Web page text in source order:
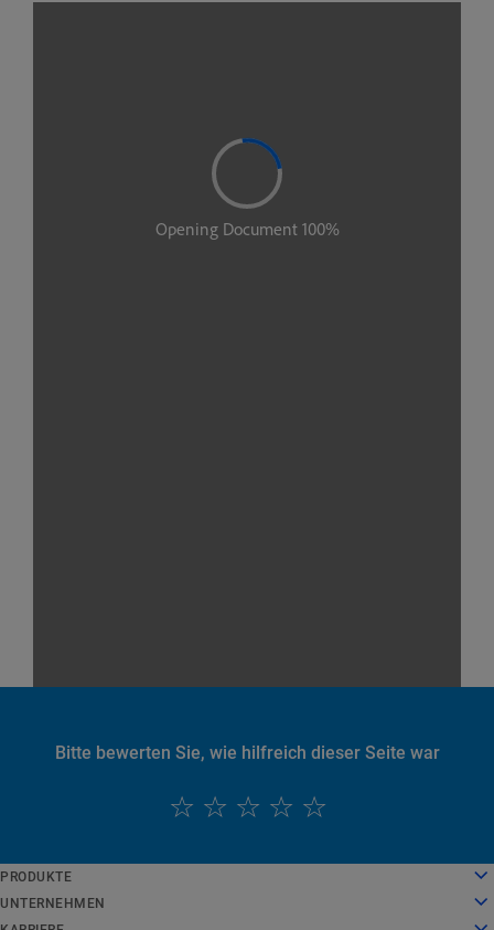
Bitte bewerten Sie, wie hilfreich dieser Seite war
PRODUKTE
Cloud Computing
Sicherheit
UNTERNEHMEN
Über uns
Deutsch
Español